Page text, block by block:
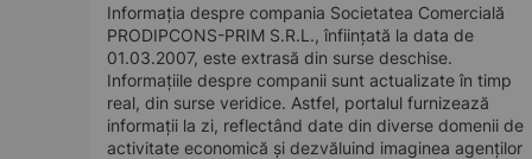
Informația despre compania Societatea Comercială
PRODIPCONS-PRIM S.R.L., înființată la data de
01.03.2007, este extrasă din surse deschise.
Informațiile despre companii sunt actualizate în timp
real, din surse veridice. Astfel, portalul furnizează
informații la zi, reflectând date din diverse domenii de
activitate economică și dezvăluind imaginea agenților